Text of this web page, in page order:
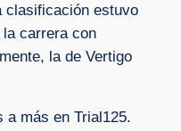
clasificación estuvo
carrera con
la de Vertigo
a más en Trial125.